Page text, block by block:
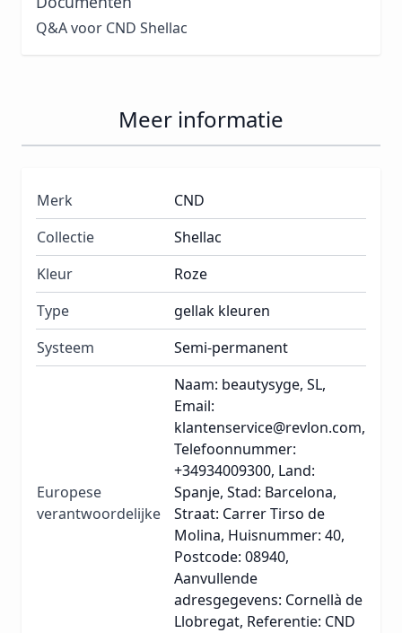
Q&A voor CND Shellac
Meer informatie
Merk
CND
Collectie
Shellac
Kleur
Roze
Type
gellak kleuren
Systeem
Semi-permanent
Europese
verantwoordelijke
Naam: beautysyge, SL,
Email:
klantenservice@revlon.com,
Telefoonnummer:
+34934009300, Land:
Spanje, Stad: Barcelona,
Straat: Carrer Tirso de
Molina, Huisnummer: 40,
Postcode: 08940,
Aanvullende
adresgegevens: Cornellà de
Llobregat, Referentie: CND